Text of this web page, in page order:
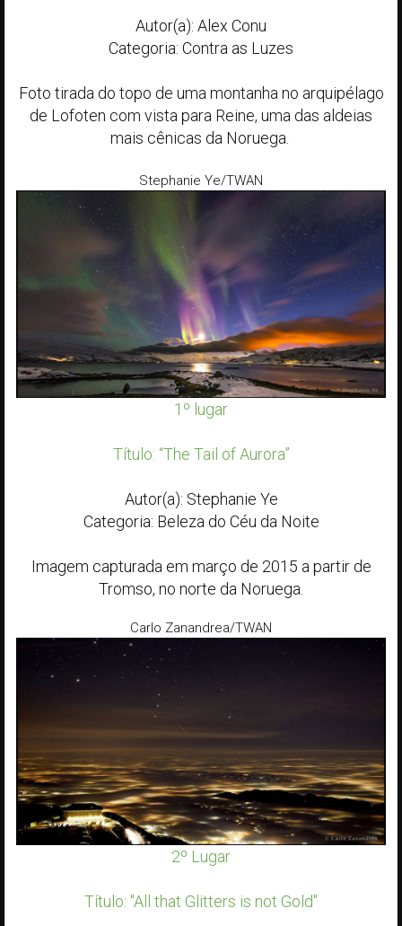
Autor(a): Alex Conu
Categoria: Contra as Luzes
Foto tirada do topo de uma montanha no arquipélago
de Lofoten com vista para Reine, uma das aldeias
mais cênicas da Noruega.
Stephanie Ye/TWAN
1º lugar
Título: “The Tail of Aurora”
Autor(a): Stephanie Ye
Categoria: Beleza do Céu da Noite
Imagem capturada em março de 2015 a partir de
Tromso, no norte da Noruega.
Carlo Zanandrea/TWAN
2º Lugar
Título: "All that Glitters is not Gold"